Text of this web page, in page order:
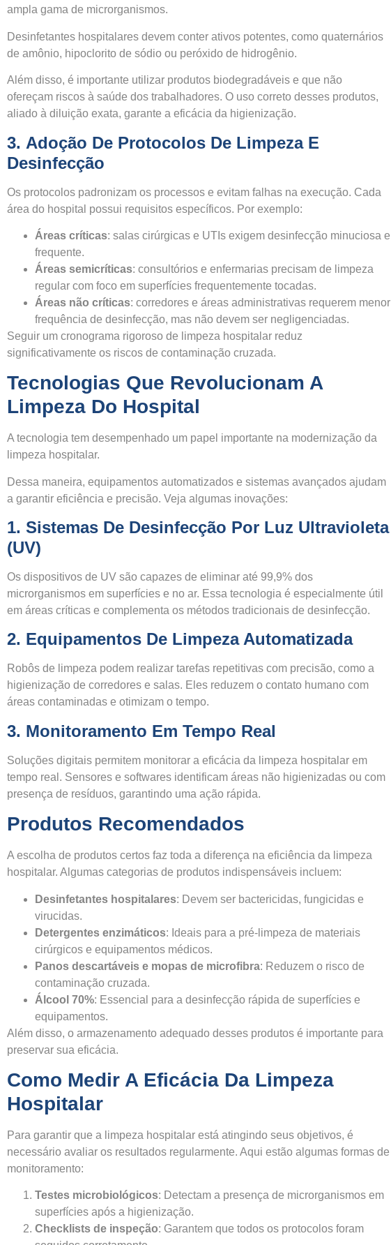
ampla gama de microrganismos.
Desinfetantes hospitalares devem conter ativos potentes, como quaternários
de amônio, hipoclorito de sódio ou peróxido de hidrogênio.
Além disso, é importante utilizar produtos biodegradáveis e que não
ofereçam riscos à saúde dos trabalhadores. O uso correto desses produtos,
aliado à diluição exata, garante a eficácia da higienização.
3. Adoção De Protocolos De Limpeza E
Desinfecção
Os protocolos padronizam os processos e evitam falhas na execução. Cada
área do hospital possui requisitos específicos. Por exemplo:
Áreas críticas: salas cirúrgicas e UTIs exigem desinfecção minuciosa e
frequente.
Áreas semicríticas: consultórios e enfermarias precisam de limpeza
regular com foco em superfícies frequentemente tocadas.
Áreas não críticas: corredores e áreas administrativas requerem menor
frequência de desinfecção, mas não devem ser negligenciadas.
Seguir um cronograma rigoroso de limpeza hospitalar reduz
significativamente os riscos de contaminação cruzada.
Tecnologias Que Revolucionam A
Limpeza Do Hospital
A tecnologia tem desempenhado um papel importante na modernização da
limpeza hospitalar.
Dessa maneira, equipamentos automatizados e sistemas avançados ajudam
a garantir eficiência e precisão. Veja algumas inovações:
1. Sistemas De Desinfecção Por Luz Ultravioleta
(UV)
Os dispositivos de UV são capazes de eliminar até 99,9% dos
microrganismos em superfícies e no ar. Essa tecnologia é especialmente útil
em áreas críticas e complementa os métodos tradicionais de desinfecção.
2. Equipamentos De Limpeza Automatizada
Robôs de limpeza podem realizar tarefas repetitivas com precisão, como a
higienização de corredores e salas. Eles reduzem o contato humano com
áreas contaminadas e otimizam o tempo.
3. Monitoramento Em Tempo Real
Soluções digitais permitem monitorar a eficácia da limpeza hospitalar em
tempo real. Sensores e softwares identificam áreas não higienizadas ou com
presença de resíduos, garantindo uma ação rápida.
Produtos Recomendados
A escolha de produtos certos faz toda a diferença na eficiência da limpeza
hospitalar. Algumas categorias de produtos indispensáveis incluem:
Desinfetantes hospitalares: Devem ser bactericidas, fungicidas e
virucidas.
Detergentes enzimáticos: Ideais para a pré-limpeza de materiais
cirúrgicos e equipamentos médicos.
Panos descartáveis e mopas de microfibra: Reduzem o risco de
contaminação cruzada.
Álcool 70%: Essencial para a desinfecção rápida de superfícies e
equipamentos.
Além disso, o armazenamento adequado desses produtos é importante para
preservar sua eficácia.
Como Medir A Eficácia Da Limpeza
Hospitalar
Para garantir que a limpeza hospitalar está atingindo seus objetivos, é
necessário avaliar os resultados regularmente. Aqui estão algumas formas de
monitoramento:
Testes microbiológicos: Detectam a presença de microrganismos em
superfícies após a higienização.
Checklists de inspeção: Garantem que todos os protocolos foram